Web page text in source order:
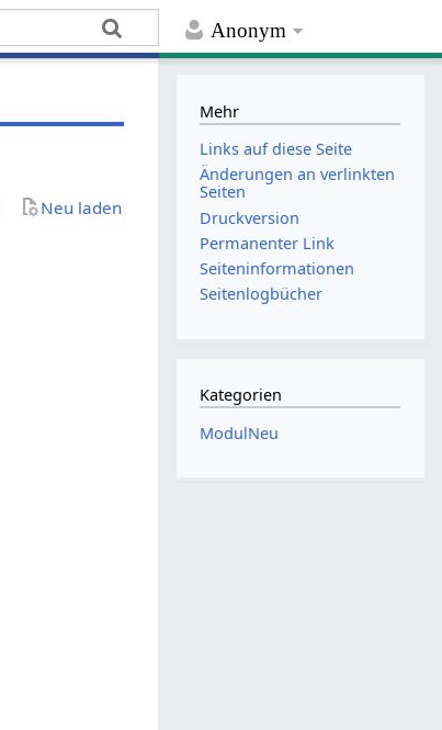
Anonym
Neu laden
Mehr
Links auf diese Seite
Änderungen an verlinkten
Seiten
Druckversion
Permanenter Link
Seiten­­informationen
Seitenlogbücher
Kategorien
ModulNeu